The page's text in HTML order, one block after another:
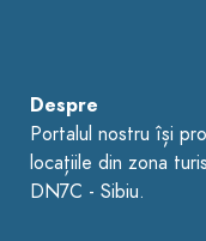
Despre
Portalul nostru își
locațiile din zona
DN7C - Sibiu.